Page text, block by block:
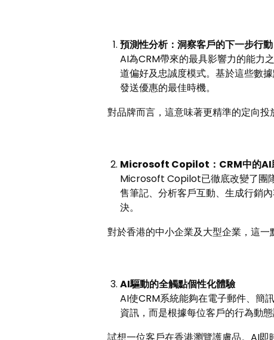
預測性分析：洞察客戶的下一步行動
AI為CRM帶來的最具影響力的能力
道偏好及忠誠度模式。基於這些數
發送優惠的最佳時機。
對品牌而言，這意味著更精準的定向
Microsoft Copilot ： CRM中的AI
Microsoft Copilot已徹底改變了團
售筆記、分析客戶互動、生成行銷
決。
對於香港的中小企業及大型企業，這一
AI驅動的全觸點個性化體驗
AI使CRM系統能夠在電子郵件、簡
資訊，而是根據每位客戶的行為動態
試想一位客戶在香港瀏覽護膚品。AI